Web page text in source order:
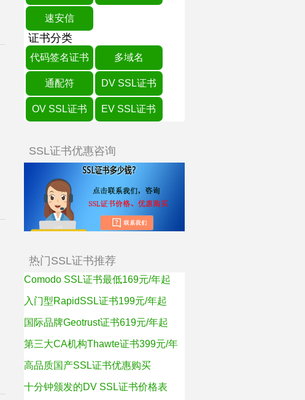
速安信
证书分类
代码签名证书 多域名
通配符 DV SSL证书
OV SSL证书 EV SSL证书
SSL证书优惠咨询
热门SSL证书推荐
Comodo SSL证书最低169元/年起
入门型RapidSSL证书199元/年起
国际品牌Geotrust证书619元/年起
第三大CA机构Thawte证书399元/年
高品质国产SSL证书优惠购买
十分钟颁发的DV SSL证书价格表